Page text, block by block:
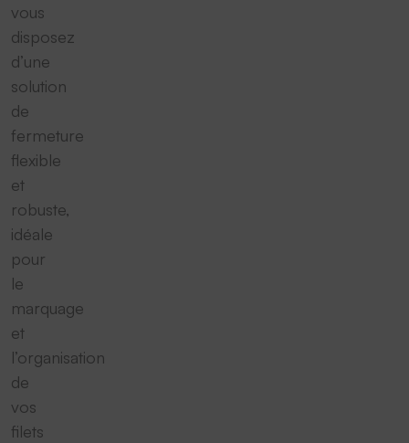
vous
disposez
d’une
solution
de
fermeture
flexible
et
robuste,
idéale
pour
le
marquage
et
l’organisation
de
vos
filets